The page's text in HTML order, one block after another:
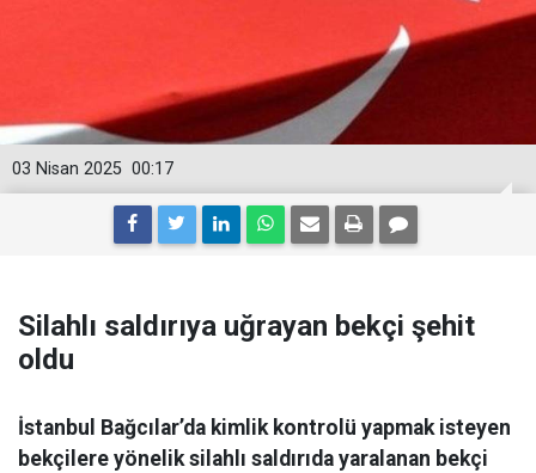
00:17
03 Nisan 2025
Silahlı saldırıya uğrayan bekçi şehit
oldu
İstanbul Bağcılar’da kimlik kontrolü yapmak isteyen
bekçilere yönelik silahlı saldırıda yaralanan bekçi